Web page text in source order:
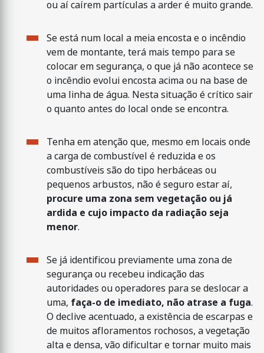
ou aí caírem partículas a arder é muito grande.
Se está num local a meia encosta e o incêndio
vem de montante, terá mais tempo para se
colocar em segurança, o que já não acontece se
o incêndio evolui encosta acima ou na base de
uma linha de água. Nesta situação é crítico sair
o quanto antes do local onde se encontra.
Tenha em atenção que, mesmo em locais onde
a carga de combustível é reduzida e os
combustíveis são do tipo herbáceas ou
pequenos arbustos, não é seguro estar aí,
procure uma zona sem vegetação ou já
ardida e cujo impacto da radiação seja
menor.
Se já identificou previamente uma zona de
segurança ou recebeu indicação das
autoridades ou operadores para se deslocar a
uma, faça-o de imediato, não atrase a fuga.
O declive acentuado, a existência de escarpas e
de muitos afloramentos rochosos, a vegetação
alta e densa, vão dificultar e tornar muito mais